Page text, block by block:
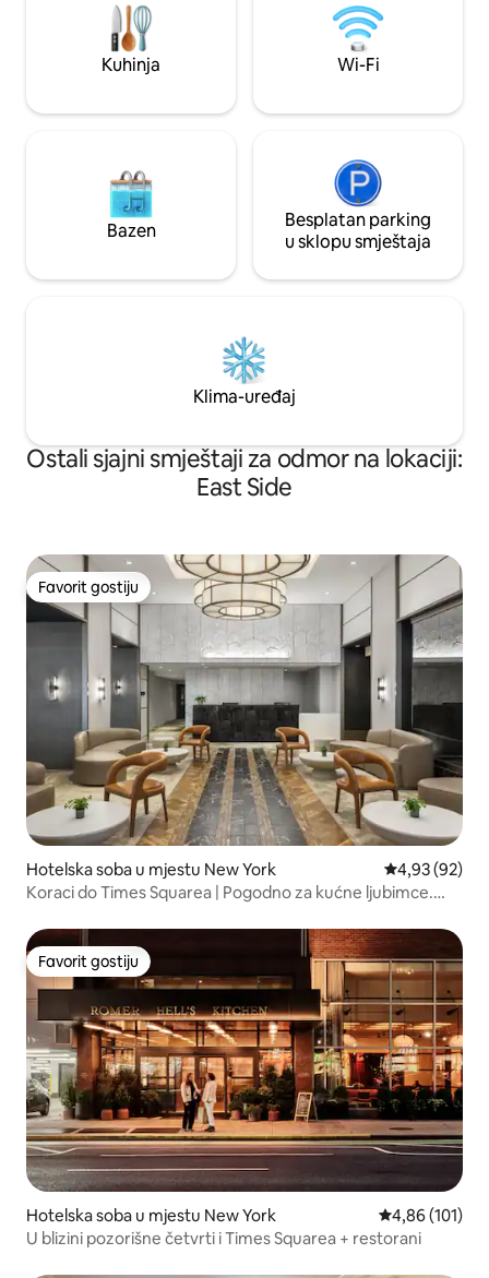
ažuriranim standardima odgovornog
ugošćavanja koji se fokusiraju na čistoću,
udobnost i jasnu komunikaciju.
Kuhinja Wi-Fi
Bazen
Besplatan parking
u sklopu smještaja
Klima-uređaj
Ostali sjajni smještaji za odmor na lokaciji:
East Side
Favorit gostiju
Favorit gostiju
Hotelska soba u mjestu New York Prosječna
4,93 (92)
Koraci do Times Squarea | Pogodno za kućne ljubimce.
Favorit gostiju
Favorit gostiju
Hotelska soba u mjestu New York Prosječna
4,86 (101)
U blizini pozorišne četvrti i Times Squarea + restorani